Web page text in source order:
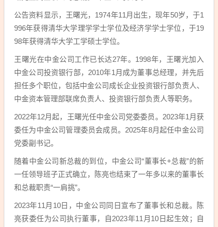
公告资料显示，王曙光，1974年11月出生，现年50岁，于1
996年获得清华大学理学学士学位及经济学学士学位，于19
98年获得清华大学工学硕士学位。
王曙光在中金公司工作已长达27年。1998年，王曙光加入
中金公司投资银行部，2010年1月成为董事总经理，并先后
担任多个职位，包括中金公司成长企业投资银行部负责人、
中金资本管理部联席负责人、投资银行部负责人等职务。
2022年12月起，王曙光任中金公司党委委员。2023年1月获
委任为中金公司管理委员会成员。2025年8月起任中金公司
党委副书记。
随着中金公司新总裁的到位，中金公司“董事长+总裁”的新
一任领导班子正式确立，陈亮也结束了一年多以来的董事长
和总裁职责“一肩挑”。
2023年11月10日，中金公司同日宣布了董事长和总裁。陈
亮获委任为公司执行董事，自2023年11月10日起生效；自